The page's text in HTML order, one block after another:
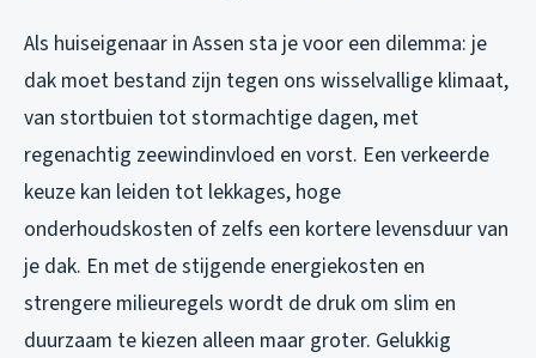
Als huiseigenaar in Assen sta je voor een dilemma: je
dak moet bestand zijn tegen ons wisselvallige klimaat,
van stortbuien tot stormachtige dagen, met
regenachtig zeewindinvloed en vorst. Een verkeerde
keuze kan leiden tot lekkages, hoge
onderhoudskosten of zelfs een kortere levensduur van
je dak. En met de stijgende energiekosten en
strengere milieuregels wordt de druk om slim en
duurzaam te kiezen alleen maar groter. Gelukkig